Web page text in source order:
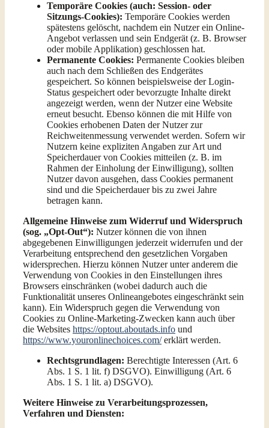
Temporäre Cookies (auch: Session- oder
Sitzungs-Cookies): Temporäre Cookies werden
spätestens gelöscht, nachdem ein Nutzer ein Online-
Angebot verlassen und sein Endgerät (z. B. Browser
oder mobile Applikation) geschlossen hat.
Permanente Cookies: Permanente Cookies bleiben
auch nach dem Schließen des Endgerätes
gespeichert. So können beispielsweise der Login-
Status gespeichert oder bevorzugte Inhalte direkt
angezeigt werden, wenn der Nutzer eine Website
erneut besucht. Ebenso können die mit Hilfe von
Cookies erhobenen Daten der Nutzer zur
Reichweitenmessung verwendet werden. Sofern wir
Nutzern keine expliziten Angaben zur Art und
Speicherdauer von Cookies mitteilen (z. B. im
Rahmen der Einholung der Einwilligung), sollten
Nutzer davon ausgehen, dass Cookies permanent
sind und die Speicherdauer bis zu zwei Jahre
betragen kann.
Allgemeine Hinweise zum Widerruf und Widerspruch
(sog. „Opt-Out“): Nutzer können die von ihnen
abgegebenen Einwilligungen jederzeit widerrufen und der
Verarbeitung entsprechend den gesetzlichen Vorgaben
widersprechen. Hierzu können Nutzer unter anderem die
Verwendung von Cookies in den Einstellungen ihres
Browsers einschränken (wobei dadurch auch die
Funktionalität unseres Onlineangebotes eingeschränkt sein
kann). Ein Widerspruch gegen die Verwendung von
Cookies zu Online-Marketing-Zwecken kann auch über
die Websites https://optout.aboutads.info und
https://www.youronlinechoices.com/erklärt werden.
Rechtsgrundlagen: Berechtigte Interessen (Art. 6
Abs. 1 S. 1 lit. f) DSGVO). Einwilligung (Art. 6
Abs. 1 S. 1 lit. a) DSGVO).
Weitere Hinweise zu Verarbeitungsprozessen,
Verfahren und Diensten: